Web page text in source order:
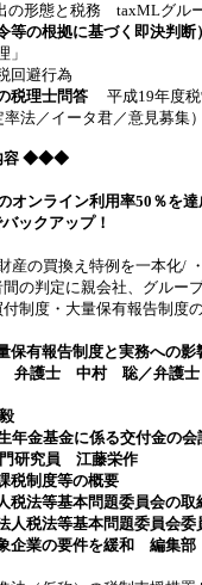
形態と税務 taxMLグル
等の根拠に基づく即決判断
回避行為
税理士問答
平成19年度税
率法／イータ君／意見募集
容 ◆◆◆
オンライン利用率50％を
ックアップ！
産の買換え特例を一本化/
の判定に親会社、グルー
制度・大量保有報告制度
保有報告制度と実務への影
所 弁護士 中村 聡／
年金基金に係る交付金の
研究員 江藤栄作
税制度等の概要
法等基本問題委員会の取
税法等基本問題委員会
企業の要件を緩和 編集部